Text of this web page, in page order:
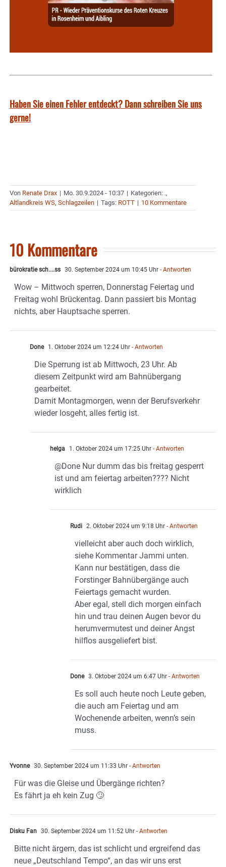
Haben Sie einen Fehler entdeckt? Dann schreiben Sie uns
gerne!
Von Renate Drax | Mo. 30.9.2024 - 10:37 | Kategorien: .,
Altlandkreis WS, Schlagzeilen | Tags: ROTT | 10 Kommentare
10 Kommentare
bürokratie sch....ss 30. September 2024 um 10:45 Uhr - Antworten
Wow – Mittwoch sperren, Donnerstag Feiertag und
Freitag wohl Brückentag. Dann passiert bis Montag
nichts, aber Hauptsache sperren.
Done 1. Oktober 2024 um 12:24 Uhr - Antworten
Die Sperrung ist ab Mittwoch, 23 Uhr. Ab
diesem Zeitpunkt wird am Bahnübergang
gearbeitet.
Damit Montagmorgen, wenn der Berufsverkehr
wieder losgeht, alles fertig ist.
helga 1. Oktober 2024 um 17:25 Uhr - Antworten
@Done Nur dumm das bis freitag gesperrt
ist und am feiertag arbeiten???? Nicht
wirklich
Rudi 2. Oktober 2024 um 9:18 Uhr - Antworten
vielleicht aber auch doch wirklich,
siehe Kommentar Jammi unten.
Kann nur bestätigen, dass die
Forstinger Bahnübergänge auch
Feiertags gemacht wurden.
Aber egal, stell dich morgen einfach
hin und trau deinen Augen bevor du
herumvermutest und deiner Angst
hilflos ausgeliefert bist.
Done 3. Oktober 2024 um 6:47 Uhr - Antworten
Es soll auch heute noch Leute geben,
die auch am Feiertag und am
Wochenende arbeiten, wenn’s sein
muss.
Yvonne 30. September 2024 um 11:33 Uhr - Antworten
Für was die Gleise und Übergänge richten?
Es fährt ja eh kein Zug 🙄
Disku Fan 30. September 2024 um 11:52 Uhr - Antworten
Bitte nicht ärgern, das ist schlicht und ergreifend das
neue „Deutschland Tempo“, an das wir uns erst